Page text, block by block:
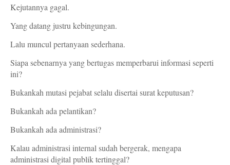
Kejutannya gagal.
Yang datang justru kebingungan.
Lalu muncul pertanyaan sederhana.
Siapa sebenarnya yang bertugas memperbarui informasi seperti
ini?
Bukankah mutasi pejabat selalu disertai surat keputusan?
Bukankah ada pelantikan?
Bukankah ada administrasi?
Kalau administrasi internal sudah bergerak, mengapa
administrasi digital publik tertinggal?